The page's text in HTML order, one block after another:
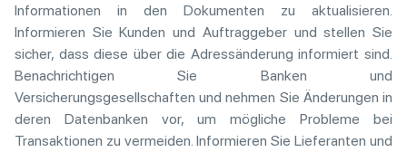
Informationen in den Dokumenten zu aktualisieren.
Informieren Sie Kunden und Auftraggeber und stellen Sie
sicher, dass diese über die Adressänderung informiert sind.
Benachrichtigen Sie Banken und
Versicherungsgesellschaften und nehmen Sie Änderungen in
deren Datenbanken vor, um mögliche Probleme bei
Transaktionen zu vermeiden. Informieren Sie Lieferanten und